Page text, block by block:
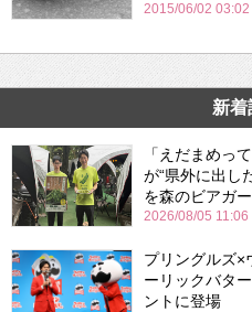
2015/06/02 03:02
新着
「えだまめっ
が“県外に出し
を森のビアガ
2026/08/05 11:06
プリングルズ×
ーリックバタ
ントに登場